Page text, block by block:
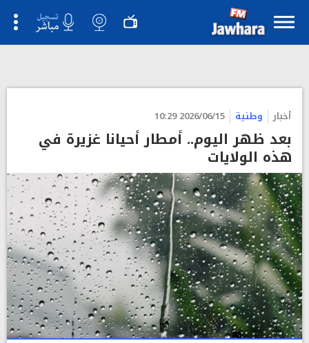
أخبار وطنية 2026/06/15 10:29
بعد ظهر اليوم.. أمطار أحيانا غزيرة في
هذه الولايات